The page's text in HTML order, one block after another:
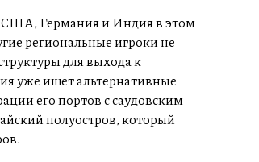
США, Германия и Индия в этом
региональные игроки не
для выхода к
уже ищет альтернативные
его портов с саудовским
полуостров, который